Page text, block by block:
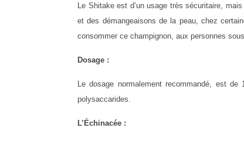
Le Shitake est d’un usage très sécuritaire,
et des démangeaisons de la peau, chez
consommer ce champignon, aux personnes
Dosage :
Le dosage normalement recommandé, est
polysaccarides.
L’Échinacée :